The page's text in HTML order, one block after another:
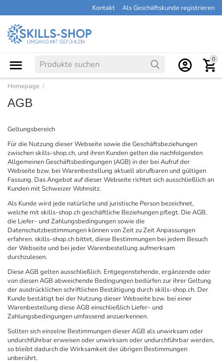
Kontakt Als Geschäftskunde registrieren
0
Homepage /
AGB
Geltungsbereich
Für die Nutzung dieser Webseite sowie die Geschäftsbeziehungen
zwischen skills-shop.ch, und ihren Kunden gelten die nachfolgenden
Allgemeinen Geschäftsbedingungen (AGB) in der bei Aufruf der
Webseite bzw. bei Warenbestellung aktuell abrufbaren und gültigen
Fassung. Das Angebot auf dieser Webseite richtet sich ausschließlich an
Kunden mit Schweizer Wohnsitz.
Als Kunde wird jede natürliche und juristische Person bezeichnet,
welche mit skills-shop.ch geschäftliche Beziehungen pflegt. Die AGB,
die Liefer- und Zahlungsbedingungen sowie die
Datenschutzbestimmungen können von Zeit zu Zeit Anpassungen
erfahren. skills-shop.ch bittet, diese Bestimmungen bei jedem Besuch
der Webseite und bei jeder Warenbestellung aufmerksam
durchzulesen.
Diese AGB gelten ausschließlich. Entgegenstehende, ergänzende oder
von diesen AGB abweichende Bedingungen bedürfen zur ihrer Geltung
der ausdrücklichen schriftlichen Bestätigung durch skills-shop.ch. Der
Kunde bestätigt bei der Nutzung dieser Webseite bzw. bei einer
Warenbestellung diese AGB einschließlich Liefer- und
Zahlungsbedingungen umfassend anzuerkennen.
Sollten sich einzelne Bestimmungen dieser AGB als unwirksam oder
undurchführbar erweisen oder unwirksam oder undurchführbar werden,
so bleibt dadurch die Wirksamkeit der übrigen Bestimmungen
unberührt.